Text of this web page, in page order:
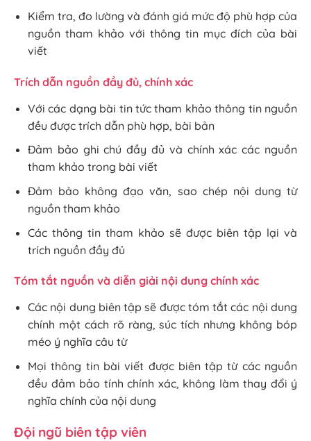
Kiểm tra, đo lường và đánh giá mức độ phù hợp của
nguồn tham khảo với thông tin mục đích của bài
viết
Trích dẫn nguồn đầy đủ, chính xác
Với các dạng bài tin tức tham khảo thông tin nguồn
đều được trích dẫn phù hợp, bài bản
Đảm bảo ghi chú đầy đủ và chính xác các nguồn
tham khảo trong bài viết
Đảm bảo không đạo văn, sao chép nội dung từ
nguồn tham khảo
Các thông tin tham khảo sẽ được biên tập lại và
trích nguồn đầy đủ
Tóm tắt nguồn và diễn giải nội dung chính xác
Các nội dung biên tập sẽ được tóm tắt các nội dung
chính một cách rõ ràng, súc tích nhưng không bóp
méo ý nghĩa câu từ
Mọi thông tin bài viết được biên tập từ các nguồn
đều đảm bảo tính chính xác, không làm thay đổi ý
nghĩa chính của nội dung
Đội ngũ biên tập viên